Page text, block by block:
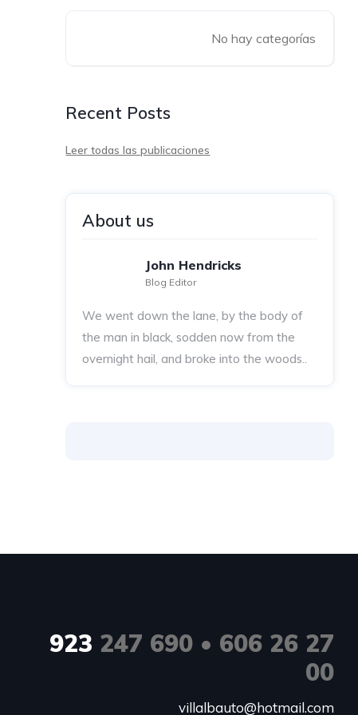
No hay categorías
Recent Posts
Leer todas las publicaciones
About us
John Hendricks
Blog Editor
We went down the lane, by the body of
the man in black, sodden now from the
overnight hail, and broke into the woods..
923 247 690 • 606 26 27
00
villalbauto@hotmail.com